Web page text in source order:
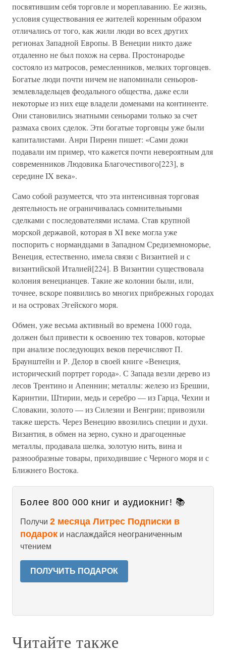
посвятившим себя торговле и мореплаванию. Ее жизнь,
условия существования ее жителей коренным образом
отличались от того, как жили люди во всех других
регионах Западной Европы. В Венеции никто даже
отдаленно не был похож на серва. Простонародье
состояло из матросов, ремесленников, мелких торговцев.
Богатые люди почти ничем не напоминали сеньоров-
землевладельцев феодального общества, даже если
некоторые из них еще владели доменами на континенте.
Они становились знатными сеньорами только за счет
размаха своих сделок. Эти богатые торговцы уже были
капиталистами. Анри Пиренн пишет: «Сами дожи
подавали им пример, что кажется почти невероятным для
современников Людовика Благочестивого[223], в
середине IX века».
Само собой разумеется, что эта интенсивная торговая
деятельность не ограничивалась сомнительными
сделками с последователями ислама. Став крупной
морской державой, которая в XI веке могла уже
поспорить с нормандцами в Западном Средиземноморье,
Венеция, естественно, имела связи с Византией и с
византийской Италией[224]. В Византии существовала
колония венецианцев. Такие же колонии были, или,
точнее, вскоре появились во многих прибрежных городах
и на островах Эгейского моря.
Обмен, уже весьма активный во времена 1000 года,
должен был привести к освоению тех товаров, которые
при анализе последующих веков перечисляют П.
Браунштейн и Р. Делор в своей книге «Венеция,
исторический портрет города». С Запада везли дерево из
лесов Трентино и Апеннин; металлы: железо из Брешии,
Каринтии, Штирии, медь и серебро — из Гарца, Чехии и
Словакии, золото — из Силезии и Венгрии; привозили
также шерсть. Через Венецию ввозились специи и духи.
Византия, в обмен на зерно, сукно и драгоценные
металлы, продавала шелка, золотую нить, вина и
разнообразные товары, приходившие с Черного моря и с
Ближнего Востока.
Более 800 000 книг и аудиокниг! 📚
Получи 2 месяца Литрес Подписки в
подарок и наслаждайся неограниченным
чтением
ПОЛУЧИТЬ ПОДАРОК
Читайте также